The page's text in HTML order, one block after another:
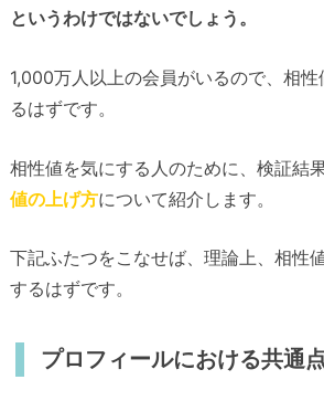
というわけではないでしょう。
1,000万人以上の会員がいるので、相
るはずです。
相性値を気にする人のために、検証結
値の上げ方について紹介します。
下記ふたつをこなせば、理論上、相性
するはずです。
プロフィールにおける共通